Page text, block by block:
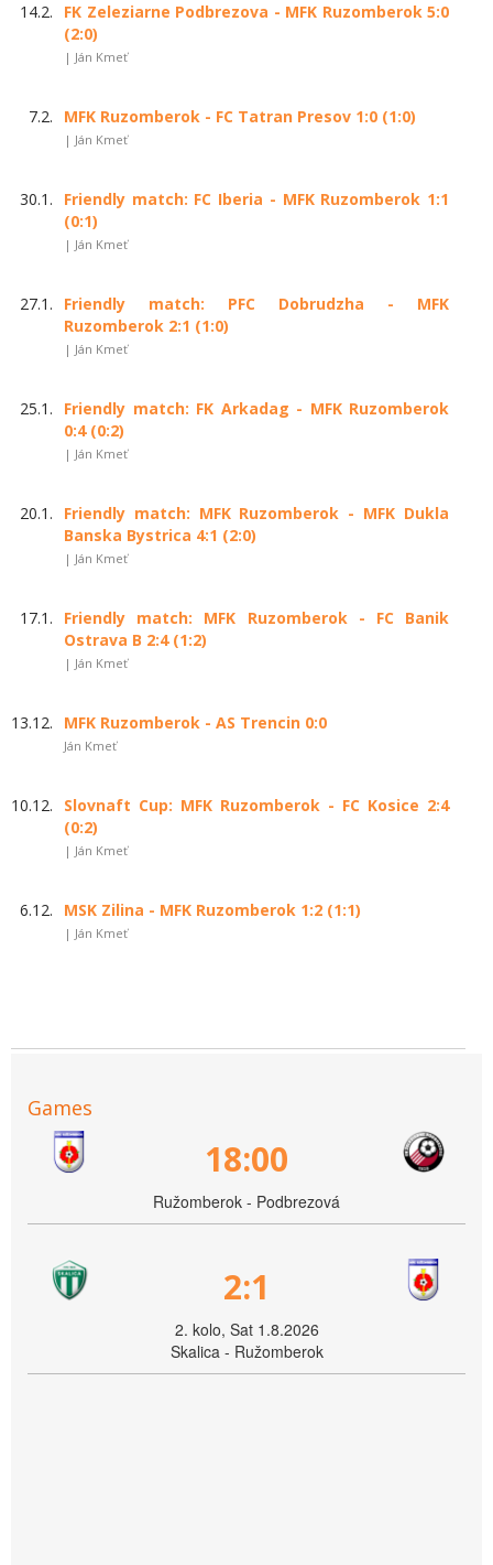
14.2.
FK Zeleziarne Podbrezova - MFK Ruzomberok 5:0
(2:0)
| Ján Kmeť
7.2. MFK Ruzomberok - FC Tatran Presov 1:0 (1:0)
| Ján Kmeť
30.1.
Friendly match: FC Iberia - MFK Ruzomberok 1:1
(0:1)
| Ján Kmeť
27.1.
Friendly match: PFC Dobrudzha - MFK
Ruzomberok 2:1 (1:0)
| Ján Kmeť
25.1.
Friendly match: FK Arkadag - MFK Ruzomberok
0:4 (0:2)
| Ján Kmeť
20.1.
Friendly match: MFK Ruzomberok - MFK Dukla
Banska Bystrica 4:1 (2:0)
| Ján Kmeť
17.1.
Friendly match: MFK Ruzomberok - FC Banik
Ostrava B 2:4 (1:2)
| Ján Kmeť
13.12. MFK Ruzomberok - AS Trencin 0:0
Ján Kmeť
10.12.
Slovnaft Cup: MFK Ruzomberok - FC Kosice 2:4
(0:2)
| Ján Kmeť
6.12. MSK Zilina - MFK Ruzomberok 1:2 (1:1)
| Ján Kmeť
Games
18:00
Ružomberok - Podbrezová
2:1
2. kolo, Sat 1.8.2026
Skalica - Ružomberok